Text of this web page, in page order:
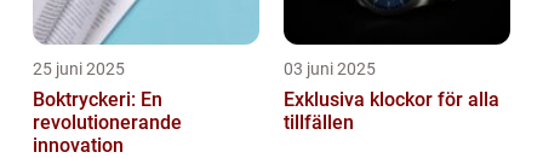
25 juni 2025
Boktryckeri: En
revolutionerande
innovation
03 juni 2025
Exklusiva klockor för alla
tillfällen